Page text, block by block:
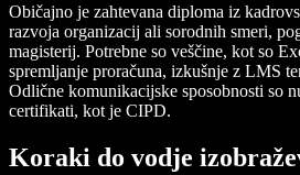
Običajno je zahtevana diploma iz
razvoja organizacij ali sorodnih smeri,
magisterij. Potrebne so veščine, kot so
spremljanje proračuna, izkušnje z LMS
Odlične komunikacijske sposobnosti so
certifikati, kot je CIPD.
Koraki do vodje